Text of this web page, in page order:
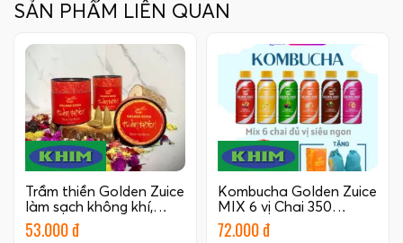
SẢN PHẨM LIÊN QUAN
Trầm thiền Golden Zuice
làm sạch không khí,…
53.000 đ
Kombucha Golden Zuice
MIX 6 vị Chai 350…
72.000 đ